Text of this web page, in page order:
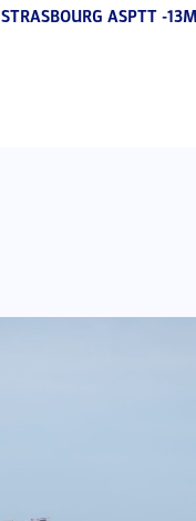
STRASBOURG ASPTT -